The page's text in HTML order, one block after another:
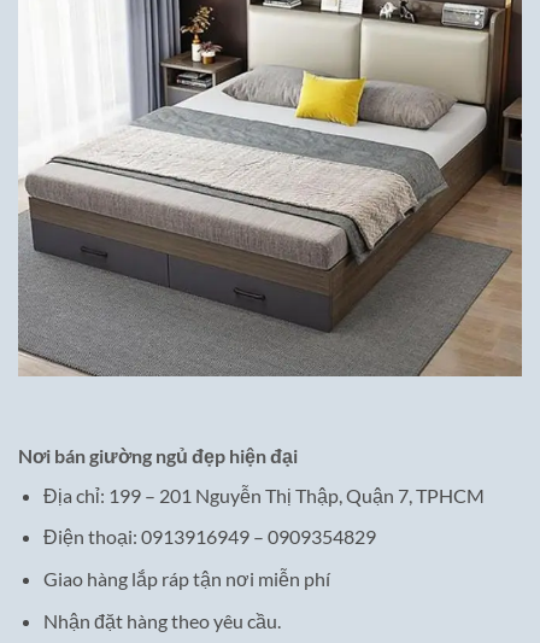
Nơi bán giường ngủ đẹp hiện đại
Địa chỉ: 199 – 201 Nguyễn Thị Thập, Quận 7, TPHCM
Điện thoại: 0913916949 – 0909354829
Giao hàng lắp ráp tận nơi miễn phí
Nhận đặt hàng theo yêu cầu.